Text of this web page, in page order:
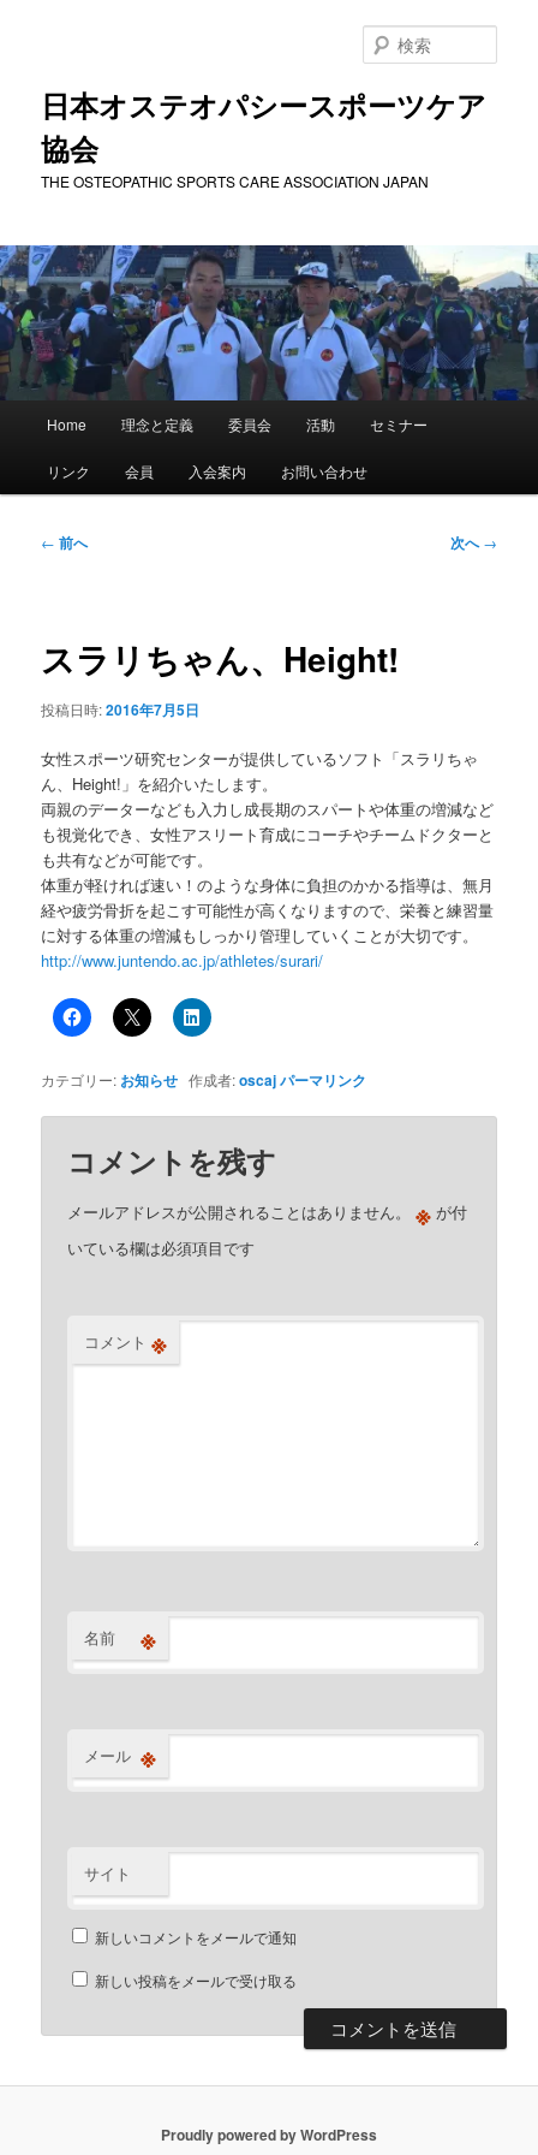
移
動
日本オステオパシースポーツケア
協会
THE OSTEOPATHIC SPORTS CARE ASSOCIATION JAPAN
索
メ
Home 理念と定義 委員会 活動 セミナー
リンク 会員 入会案内 お問い合わせ
投
ー
ョ
← 前へ 次へ→
スラリちゃん、Height!
投稿日時:2016年7月5日
女性スポーツ研究センターが提供しているソフト「スラリちゃ
ん、Height!」を紹介いたします。
両親のデーターなども入力し成長期のスパートや体重の増減など
も視覚化でき、女性アスリート育成にコーチやチームドクターと
も共有などが可能です。
体重が軽ければ速い！のような身体に負担のかかる指導は、無月
経や疲労骨折を起こす可能性が高くなりますので、栄養と練習量
に対する体重の増減もしっかり管理していくことが大切です。
http://www.juntendo.ac.jp/athletes/surari/
カテゴリー: お知らせ 作成者:oscajパーマリンク
コメントを残す
メールアドレスが公開されることはありません。 ※ が付
いている欄は必須項目です
コメント ※
名前 ※
メール ※
サイト
新しいコメントをメールで通知
新しい投稿をメールで受け取る
Proudly powered by WordPress